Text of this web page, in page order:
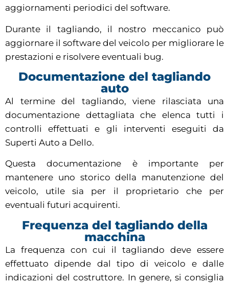
aggiornamenti periodici del software.
Durante il tagliando, il nostro meccanico può
aggiornare il software del veicolo per migliorare le
prestazioni e risolvere eventuali bug.
Documentazione del tagliando
auto
Al termine del tagliando, viene rilasciata una
documentazione dettagliata che elenca tutti i
controlli effettuati e gli interventi eseguiti da
Superti Auto a Dello.
Questa documentazione è importante per
mantenere uno storico della manutenzione del
veicolo, utile sia per il proprietario che per
eventuali futuri acquirenti.
Frequenza del tagliando della
macchina
La frequenza con cui il tagliando deve essere
effettuato dipende dal tipo di veicolo e dalle
indicazioni del costruttore. In genere, si consiglia